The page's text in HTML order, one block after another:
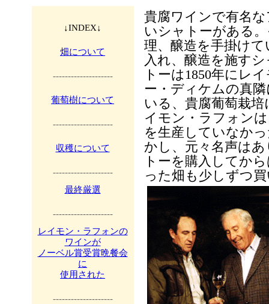
↓INDEX↓
畑について
--------------------
葡萄樹について
--------------------
収穫について
--------------------
最終厳選
--------------------
レイモン・ラフォンの
ワインが
ノーベル賞受賞晩餐会
に
使用された
--------------------
貴腐ワインで有名
いシャトーがある
理、醸造を手掛け
入れ、醸造を施す
トーは1850年にレ
ー・ディケムの真
いる、貴腐葡萄栽
イモン・ラフォン
を生産していなか
かし、元々名声は
トーを購入してか
った畑も少しずつ